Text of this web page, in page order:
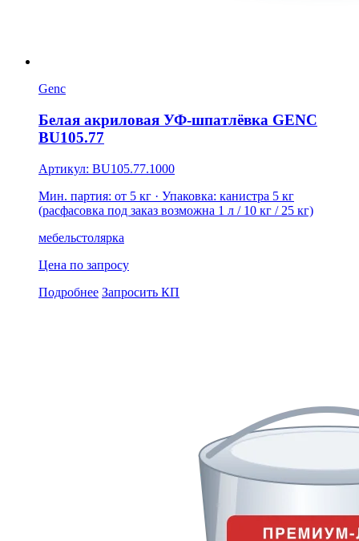
Genc
Белая акриловая УФ-шпатлёвка GENC
BU105.77
Артикул: BU105.77.1000
Мин. партия: от 5 кг · Упаковка: канистра 5 кг
(расфасовка под заказ возможна 1 л / 10 кг / 25 кг)
мебельстолярка
Цена по запросу
Подробнее Запросить КП